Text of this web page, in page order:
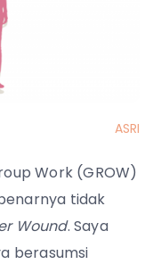
ASRI
Work (GROW)
tidak
Wound. Saya
berasumsi